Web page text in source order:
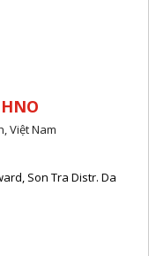
Việt Nam
Son Tra Distr. Da